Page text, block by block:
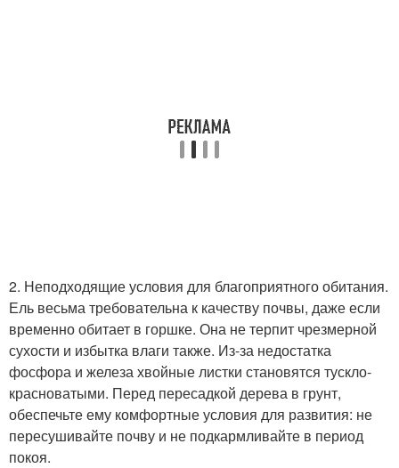
2. Неподходящие условия для благоприятного обитания.
Ель весьма требовательна к качеству почвы, даже если
временно обитает в горшке. Она не терпит чрезмерной
сухости и избытка влаги также. Из-за недостатка
фосфора и железа хвойные листки становятся тускло-
красноватыми. Перед пересадкой дерева в грунт,
обеспечьте ему комфортные условия для развития: не
пересушивайте почву и не подкармливайте в период
покоя.